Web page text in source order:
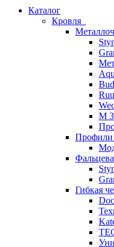
Каталог
Кровля
М
Профили
Гибкая